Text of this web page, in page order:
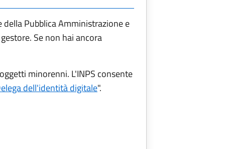
Pubblica Amministrazione e
Se non hai ancora
minorenni. L'INPS consente
dell'identità digitale".